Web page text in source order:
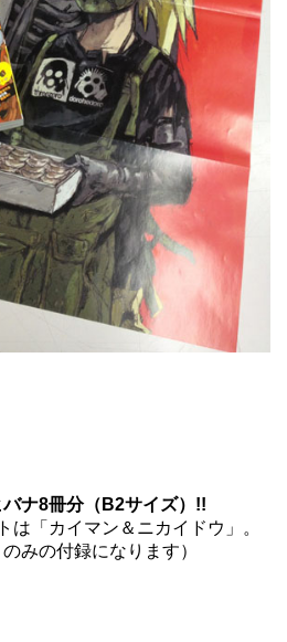
ナ8冊分（B2サイズ）!!
は「カイマン＆ニカイドウ」。
みの付録になります）